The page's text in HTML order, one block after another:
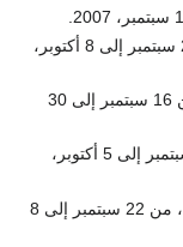
، من 29 سبتمبر إلى 8 أكتوبر،
، من 16 سبتمبر إلى 30
، من 18 سبتمبر إلى 5 أكتوبر،
، من 22 سبتمبر إلى 8